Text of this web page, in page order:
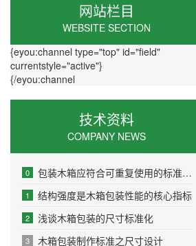
网站栏目
WEBSITE SECTION
{eyou:channel type="top" id="field"
currentstyle="active"}
{/eyou:channel
技术资料
COMPANY NEWS
0 包装木箱应符合可重复使用的标准要求
1 结构强度是木箱包装性能的核心指标
2 浅谈木箱包装的尺寸标准化
3 木箱包装制作标准之尺寸设计